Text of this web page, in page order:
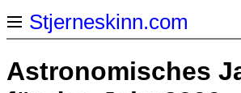
Stjerneskinn.com
Astronomisches